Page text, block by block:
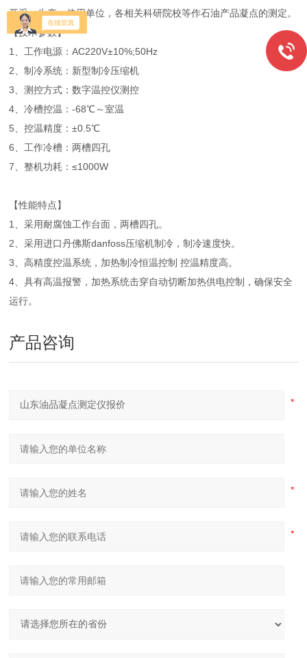
开采、生产、使用单位，各相关科研院校等作石油产品凝点的测定。
【技术参数】
1、工作电源：AC220V±10%;50Hz
2、制冷系统：新型制冷压缩机
3、测控方式：数字温控仪测控
4、冷槽控温：-68℃～室温
5、控温精度：±0.5℃
6、工作冷槽：两槽四孔
7、整机功耗：≤1000W
【性能特点】
1、采用耐腐蚀工作台面，两槽四孔。
2、采用进口丹佛斯danfoss压缩机制冷，制冷速度快。
3、高精度控温系统，加热制冷恒温控制 控温精度高。
4、具有高温报警，加热系统击穿自动切断加热供电控制，确保安全
运行。
产品咨询